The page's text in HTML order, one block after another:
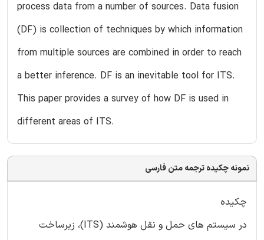
process data from a number of sources. Data fusion
(DF) is collection of techniques by which information
from multiple sources are combined in order to reach
a better inference. DF is an inevitable tool for ITS.
This paper provides a survey of how DF is used in
different areas of ITS.
نمونه چکیده ترجمه متن فارسی
چکیده
در سیستم های حمل و نقل هوشمند (ITS)، زیرساخت